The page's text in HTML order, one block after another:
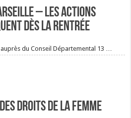
– Les actions
dès la rentrée
du Conseil Départemental 13 …
des droits de la femme